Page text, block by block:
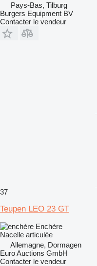
Pays-Bas, Tilburg
Burgers Equipment BV
Contacter le vendeur
37
Teupen LEO 23 GT
Enchère
Nacelle articulée
Allemagne, Dormagen
Euro Auctions GmbH
Contacter le vendeur